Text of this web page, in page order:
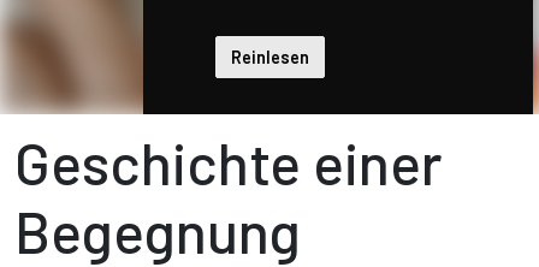
Reinlesen
Geschichte einer
Begegnung